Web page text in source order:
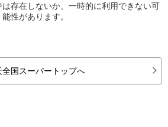
存在しないか、一時的に利用できない可
能性があります。
全国スーパートップへ